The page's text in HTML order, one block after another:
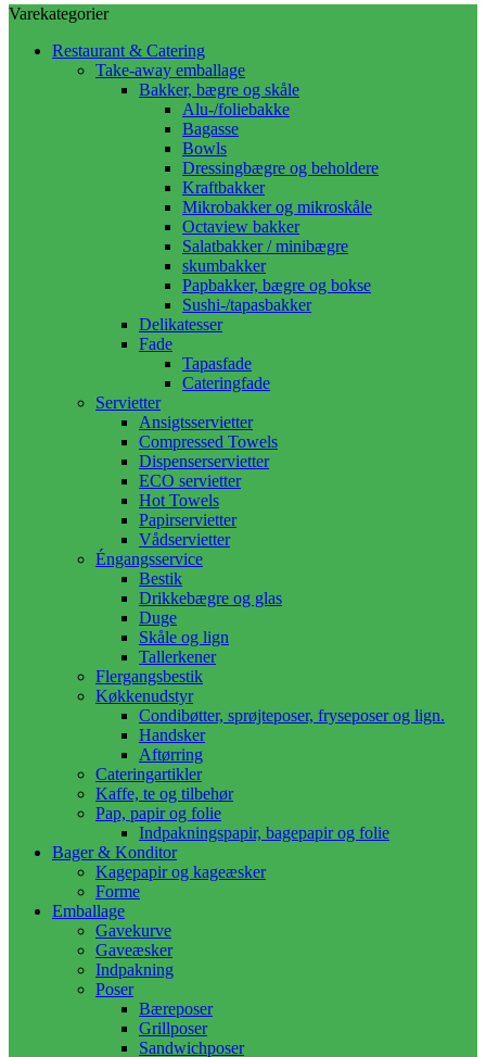
Varekategorier
Restaurant & Catering
Take-away emballage
Bakker, bægre og skåle
Alu-/foliebakke
Bagasse
Bowls
Dressingbægre og beholdere
Kraftbakker
Mikrobakker og mikroskåle
Octaview bakker
Salatbakker / minibægre
skumbakker
Papbakker, bægre og bokse
Sushi-/tapasbakker
Delikatesser
Fade
Tapasfade
Cateringfade
Servietter
Ansigtsservietter
Compressed Towels
Dispenserservietter
ECO servietter
Hot Towels
Papirservietter
Vådservietter
Éngangsservice
Bestik
Drikkebægre og glas
Duge
Skåle og lign
Tallerkener
Flergangsbestik
Køkkenudstyr
Condibøtter, sprøjteposer, fryseposer og lign.
Handsker
Aftørring
Cateringartikler
Kaffe, te og tilbehør
Pap, papir og folie
Indpakningspapir, bagepapir og folie
Bager & Konditor
Kagepapir og kageæsker
Forme
Emballage
Gavekurve
Gaveæsker
Indpakning
Poser
Bæreposer
Grillposer
Sandwichposer